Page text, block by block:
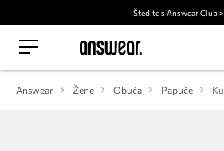
Štedite s Answear Club >
Answear Žene Obuća Papuče